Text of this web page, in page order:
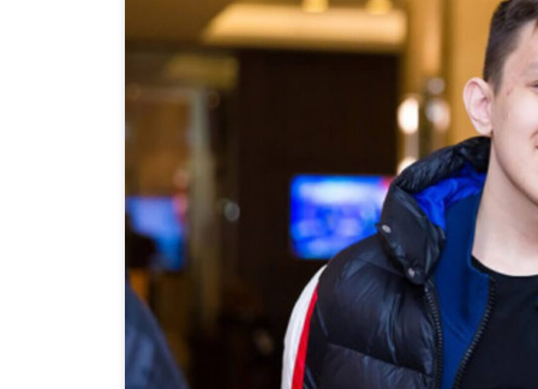
NAVI попрощалися
MY Mobile Legends
31.07.2026